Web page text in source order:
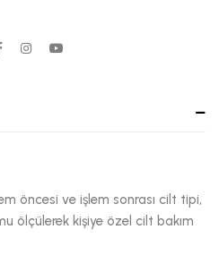
öncesi ve işlem sonrası cilt tipi,
ölçülerek kişiye özel cilt bakım